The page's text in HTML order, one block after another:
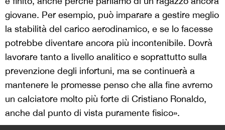
giovane. Per esempio, può imparare a gestire meglio
la stabilità del carico aerodinamico, e se lo facesse
potrebbe diventare ancora più incontenibile. Dovrà
lavorare tanto a livello analitico e soprattutto sulla
prevenzione degli infortuni, ma se continuerà a
mantenere le promesse penso che alla fine avremo
un calciatore molto più forte di Cristiano Ronaldo,
anche dal punto di vista puramente fisico».